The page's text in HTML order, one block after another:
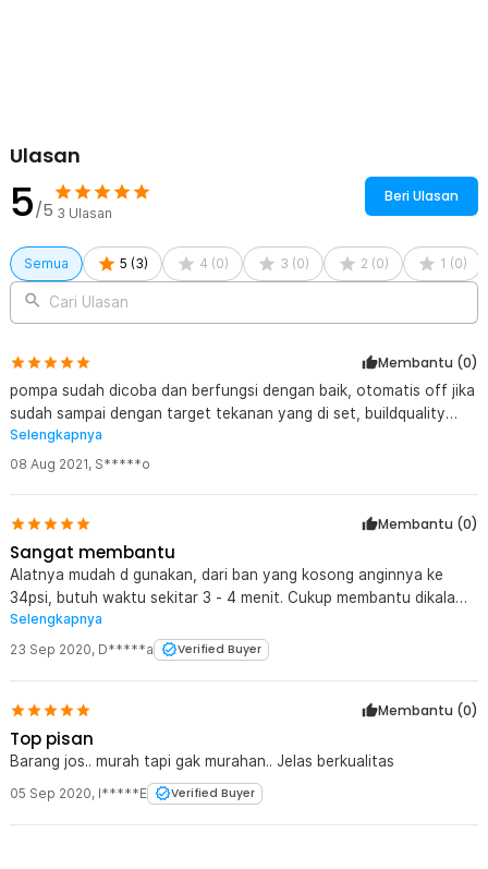
Ulasan
5/5 3 Ulasan
Beri Ulasan
Semua 5 (3) 4 (0) 3 (0) 2 (0) 1 (0)
Cari Ulasan
Membantu (0)
pompa sudah dicoba dan berfungsi dengan baik, otomatis off jika
sudah sampai dengan target tekanan yang di set, buildquality
biasa saja sesuai harga, semoga lebih awet dibandingkan dengan
yang merk taffware, baru mau 2tahun pakai, sudah eror code
Selengkapnya
08 Aug 2021, S*****o
Membantu (0)
Sangat membantu
Alatnya mudah d gunakan, dari ban yang kosong anginnya ke
34psi, butuh waktu sekitar 3 - 4 menit. Cukup membantu dikala
ban anginnya kurang
Selengkapnya
23 Sep 2020, D*****a Verified Buyer
Membantu (0)
Top pisan
Barang jos.. murah tapi gak murahan.. Jelas berkualitas
05 Sep 2020, I*****E Verified Buyer